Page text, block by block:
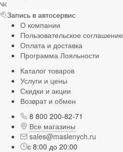
Запись в автосервис
О компании
Пользовательское соглашение
Оплата и доставка
Программа Лояльности
Каталог товаров
Услуги и цены
Скидки и акции
Возврат и обмен
8 800 200-82-71
Все магазины
sales@maslenych.ru
с 8:00 до 20:00